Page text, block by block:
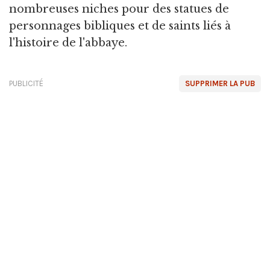
nombreuses niches pour des statues de
personnages bibliques et de saints liés à
l'histoire de l'abbaye.
SUPPRIMER LA PUB
PUBLICITÉ